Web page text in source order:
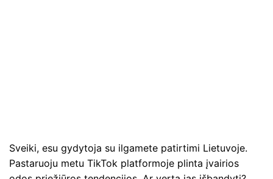
Sveiki, esu gydytoja su ilgamete patirtimi Lietuvoje.
Pastaruoju metu TikTok platformoje plinta įvairios